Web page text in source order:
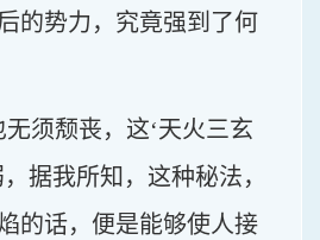
的势力，究竟强到了何
无须颓丧，这‘天火三玄
据我所知，这种秘法，
的话，便是能够使人接